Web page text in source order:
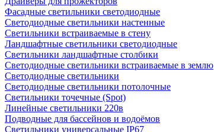
Фасадные светильники светодиодные
Светодиодные светильники настенные
Светильники встраиваемые в стену
Ландшафтные светильники светодиодные
Светильники ландшафтные столбики
Светодиодные светильники встраиваемые в землю
Светодиодные светильники
Светодиодные светильники потолочные
Светильники точечные (Spot)
Линейные светильники 220в
Подводные для бассейнов и водоёмов
Светильники универсальные IP67